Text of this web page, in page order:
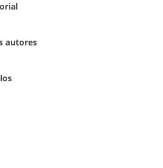
autores